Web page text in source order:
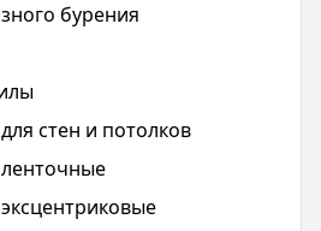
бурения
стен и потолков